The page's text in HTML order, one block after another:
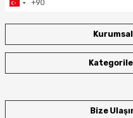
Kurumsal
Bize